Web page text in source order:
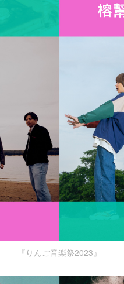
『りんご音楽祭2023』